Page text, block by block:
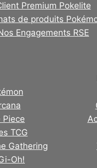
Premium Pokelite
de produits
Engagements RSE
Piece
TCG
Gathering
Oh!